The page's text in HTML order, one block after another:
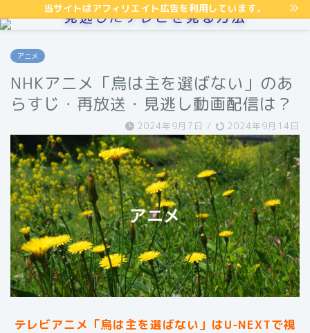
当サイトはアフィリエイト広告を利用しています。
見逃したテレビを見る方法
アニメ
NHKアニメ「烏は主を選ばない」のあ
らすじ・再放送・見逃し動画配信は？
2024年9月7日 / 2024年9月14日
テレビアニメ「烏は主を選ばない」はU-NEXTで視